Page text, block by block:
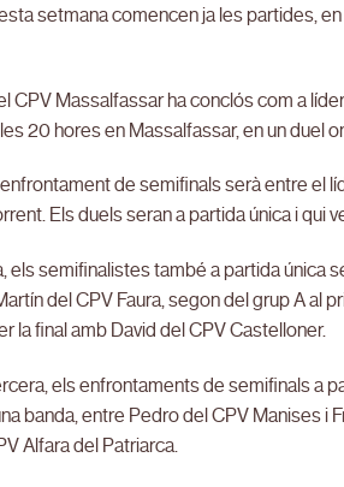
setmana comencen ja les partides,
CPV Massalfassar ha conclós com a
20 hores en Massalfassar, en un duel
enfrontament de semifinals serà entre el
Els duels seran a partida única i qui
els semifinalistes també a partida única
del CPV Faura, segon del grup A al
la final amb David del CPV Castelloner.
els enfrontaments de semifinals a
banda, entre Pedro del CPV Manises i
Alfara del Patriarca.